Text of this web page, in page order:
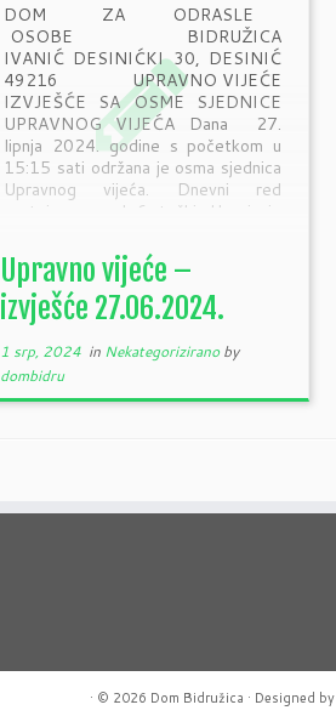
DOM ZA ODRASLE
OSOBE BIDRUŽICA
IVANIĆ DESINIĆKI 30, DESINIĆ
49216 UPRAVNO VIJEĆE
IZVJEŠĆE SA OSME SJEDNICE
UPRAVNOG VIJEĆA Dana 27.
lipnja 2024. godine s početkom u
15:15 sati održana je osma sjednica
Upravnog vijeća. Dnevni red
sastojao se od 6 točki: Usvajanje
Upravnog vijeća, […]
Upravno vijeće –
izvješće 27.06.2024.
1 srp, 2024 in Nekategoriziranoby
dombidru
· © 2026 Dom Bidružica · Designed by